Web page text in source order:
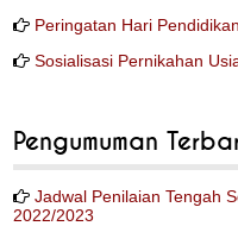
Peringatan Hari
Sosialisasi Pernikahan
Pengumuman
Jadwal Penilaian Tengah
2022/2023